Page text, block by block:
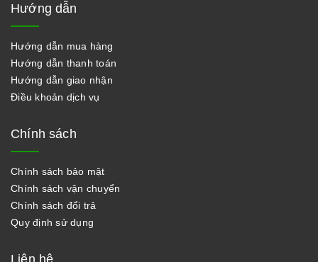
Hướng dẫn
Hướng dẫn mua hàng
Hướng dẫn thanh toán
Hướng dẫn giao nhận
Điều khoản dịch vụ
Chính sách
Chính sách bảo mật
Chính sách vận chuyển
Chính sách đổi trả
Quy định sử dụng
Liên hệ